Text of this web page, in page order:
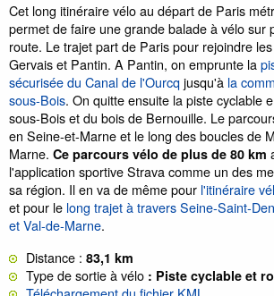
Cet long itinéraire vélo au départ de Paris
permet de faire une grande balade à vélo sur
route. Le trajet part de Paris pour rejoindre
Gervais et Pantin. A Pantin, on emprunte la
sécurisée du Canal de l'Ourcqjusqu'à la
sous-Bois. On quitte ensuite la piste cyclable
sous-Bois et du bois de Bernouille. Le
en Seine-et-Marne et le long des boucles de
Marne. Ce parcours vélo de plus de 80 km
l'application sportive Strava comme un des
sa région. Il en va de même pour l'itinéraire
et pour le long trajet à travers Seine-Saint-
et Val-de-Marne.
Distance : 83,1 km
Type de sortie à vélo : Piste cyclable et